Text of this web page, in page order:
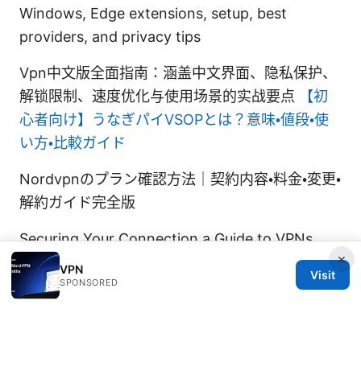
Windows, Edge extensions, setup, best
providers, and privacy tips
Vpn中文版全面指南：涵盖中文界面、隐私保护、
解锁限制、速度优化与使用场景的实战要点
【初
心者向け】うなぎパイVSOPとは？意味・値段・使
い方・比較ガイド
Nordvpnのプラン確認方法｜契約内容・料金・変更・
解約ガイド完全版
Securing Your Connection a Guide to VPNs
With Your Xfinity Gateway
×
VPN
SPONSORED
Visit